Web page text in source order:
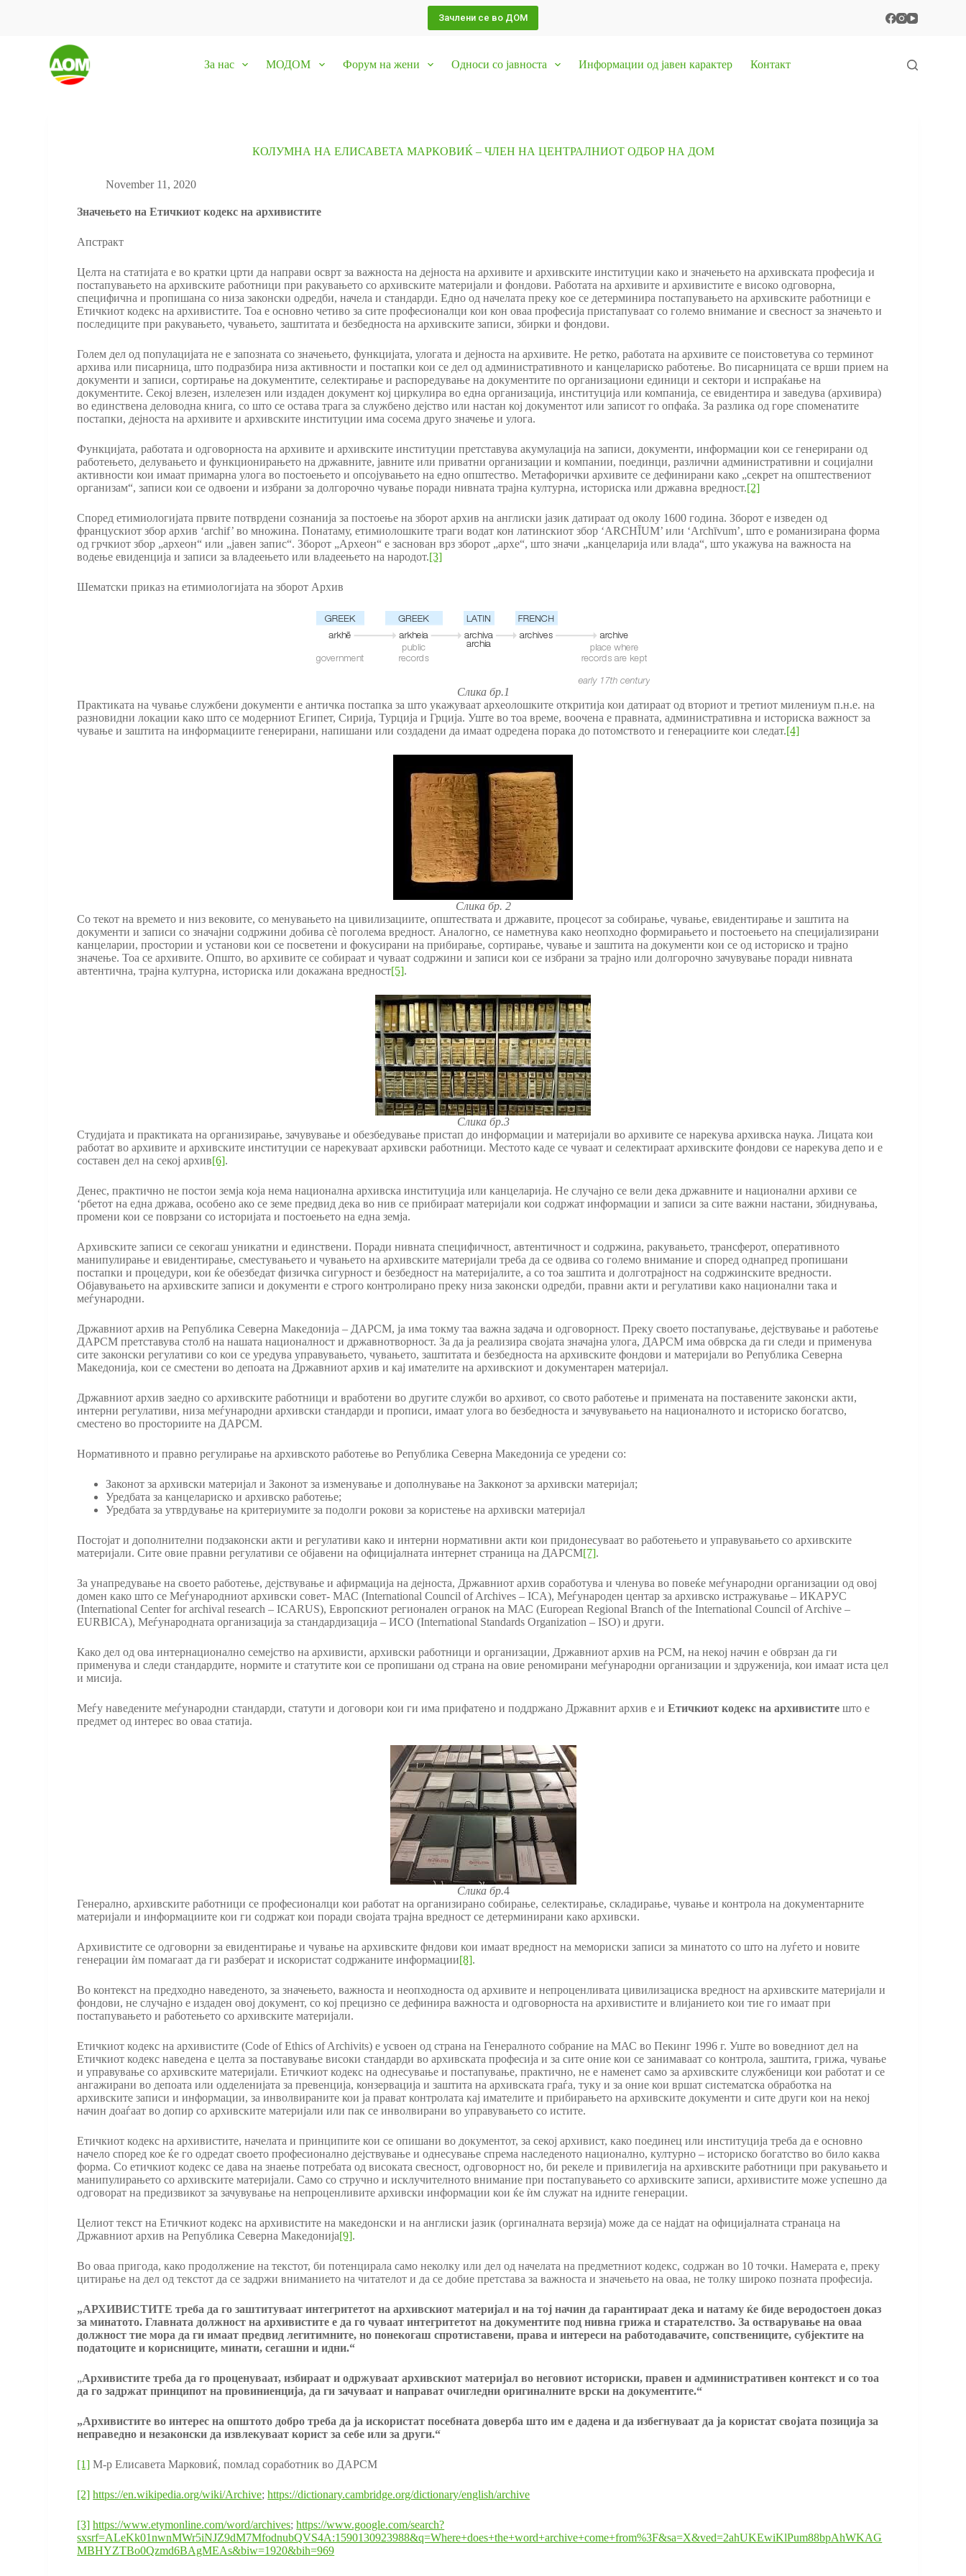
Зачлени се во ДОМ
За нас МОДОМ Форум на жени Односи со јавноста Информации од јавен карактер Контакт
КОЛУМНА НА ЕЛИСАВЕТА МАРКОВИЌ – ЧЛЕН НА ЦЕНТРАЛНИОТ ОДБОР НА ДОМ
November 11, 2020
Значењето на Етичкиот кодекс на архивистите
Апстракт
Целта на статијата е во кратки црти да направи осврт за важноста на дејноста на архивите и архивските институции како и значењето на архивската професија и
постапувањето на архивските работници при ракувањето со архивските материјали и фондови. Работата на архивите и архивистите е високо одговорна,
специфична и пропишана со низа законски одредби, начела и стандарди. Едно од начелата преку кое се детерминира постапувањето на архивските работници е
Етичкиот кодекс на архивистите. Тоа е основно четиво за сите професионалци кои кон оваа професија пристапуваат со големо внимание и свесност за значењто и
последиците при ракувањето, чувањето, заштитата и безбедноста на архивските записи, збирки и фондови.
Голем дел од популацијата не е запозната со значењето, функцијата, улогата и дејноста на архивите. Не ретко, работата на архивите се поистоветува со терминот
архива или писарница, што подразбира низа активности и постапки кои се дел од административното и канцелариско работење. Во писарницата се врши прием на
документи и записи, сортирање на документите, селектирање и распоредување на документите по организациони единици и сектори и испраќање на
документите. Секој влезен, излелезен или издаден документ кој циркулира во една организација, институција или компанија, се евидентира и заведува (архивира)
во единствена деловодна книга, со што се остава трага за службено дејство или настан кој документот или записот го опфаќа. За разлика од горе споменатите
постапки, дејноста на архивите и архивските институции има сосема друго значење и улога.
Функцијата, работата и одговорноста на архивите и архивските институции претставува акумулација на записи, документи, информации кои се генерирани од
работењето, делувањето и функционирањето на државните, јавните или приватни организации и компании, поединци, различни административни и социјални
активности кои имаат примарна улога во постоењето и опсојувањето на едно општество. Метафорички архивите се дефинирани како „секрет на општествениот
организам“, записи кои се одвоени и избрани за долгорочно чување поради нивната трајна културна, историска или државна вредност.[2]
Според етимиологијата првите потврдени сознанија за постоење на зборот архив на англиски јазик датираат од околу 1600 година. Зборот е изведен од
францускиот збор архив ‘archif’ во множина. Понатаму, етимиолошките траги водат кон латинскиот збор ‘ARCHĪUM’ или ‘Archīvum’, што е романизирана форма
од грчкиот збор „археон“ или „јавен запис“. Зборот „Археон“ е заснован врз зборот „архе“, што значи „канцеларија или влада“, што укажува на важноста на
водење евиденција и записи за владеењето или владеењето на народот.[3]
Шематски приказ на етимиологијата на зборот Архив
Слика бр.1
Практиката на чување службени документи е античка постапка за што укажуваат археолошките откритија кои датираат од вториот и третиот милениум п.н.е. на
разновидни локации како што се модерниот Египет, Сирија, Турција и Грција. Уште во тоа време, воочена е правната, административна и историска важност за
чување и заштита на информациите генерирани, напишани или создадени да имаат одредена порака до потомството и генерациите кои следат.[4]
Слика бр. 2
Со текот на времето и низ вековите, со менувањето на цивилизациите, општествата и државите, процесот за собирање, чување, евидентирање и заштита на
документи и записи со значајни содржини добива сè поголема вредност. Аналогно, се наметнува како неопходно формирањето и постоењето на специјализирани
канцеларии, простории и установи кои се посветени и фокусирани на прибирање, сортирање, чување и заштита на документи кои се од историско и трајно
значење. Тоа се архивите. Општо, во архивите се собираат и чуваат содржини и записи кои се избрани за трајно или долгорочно зачувување поради нивната
автентична, трајна културна, историска или докажана вредност[5].
Слика бр.3
Студијата и практиката на организирање, зачувување и обезбедување пристап до информации и материјали во архивите се нарекува архивска наука. Лицата кои
работат во архивите и архивските институции се нарекуваат архивски работници. Местото каде се чуваат и селектираат архивските фондови се нарекува депо и е
составен дел на секој архив[6].
Денес, практично не постои земја која нема национална архивска институција или канцеларија. Не случајно се вели дека државните и национални архиви се
‘рбетот на една држава, особено ако се земе предвид дека во нив се прибираат материјали кои содржат информации и записи за сите важни настани, збиднувања,
промени кои се поврзани со историјата и постоењето на една земја.
Архивските записи се секогаш уникатни и единствени. Поради нивната специфичност, автентичност и содржина, ракувањето, трансферот, оперативното
манипулирање и евидентирање, сместувањето и чувањето на архивските материјали треба да се одвива со големо внимание и според однапред пропишани
постапки и процедури, кои ќе обезбедат физичка сигурност и безбедност на материјалите, а со тоа заштита и долготрајност на содржинските вредности.
Објавувањето на архивските записи и документи е строго контролирано преку низа законски одредби, правни акти и регулативи како национални така и
меѓународни.
Државниот архив на Република Северна Македонија – ДАРСМ, ја има токму таа важна задача и одговорност. Преку своето постапување, дејствување и работење
ДАРСМ претставува столб на нашата националност и државнотворност. За да ја реализира својата значајна улога, ДАРСМ има обврска да ги следи и применува
сите законски регулативи со кои се уредува управувањето, чувањето, заштитата и безбедноста на архивските фондови и материјали во Република Северна
Македонија, кои се сместени во депоата на Државниот архив и кај имателите на архивскиот и документарен материјал.
Државниот архив заедно со архивските работници и вработени во другите служби во архивот, со свото работење и примената на поставените законски акти,
интерни регулативи, низа меѓународни архивски стандарди и прописи, имаат улога во безбедноста и зачувувањето на националното и историско богатсво,
сместено во просториите на ДАРСМ.
Нормативното и правно регулирање на архивското работење во Република Северна Македонија се уредени со:
Законот за архивски материјал и Законот за изменување и дополнување на Закконот за архивски материјал;
Уредбата за канцелариско и архивско работење;
Уредбата за утврдување на критериумите за подолги рокови за користење на архивски материјал
Постојат и дополнителни подзаконски акти и регулативи како и интерни нормативни акти кои придонесуваат во работењето и управувањето со архивските
материјали. Сите овие правни регулативи се објавени на официјалната интернет страница на ДАРСМ[7].
За унапредување на своето работење, дејствување и афирмација на дејноста, Државниот архив соработува и членува во повеќе меѓународни организации од овој
домен како што се Меѓународниот архивски совет- МАС (International Council of Archives – ICA), Меѓународен центар за архивско истражување – ИКАРУС
(International Center for archival research – ICARUS), Европскиот регионален огранок на МАС (European Regional Branch of the International Council of Archive –
EURBICA), Меѓународната организација за стандардизација – ИСО (International Standards Organization – ISO) и други.
Како дел од ова интернационално семејство на архивисти, архивски работници и организации, Државниот архив на РСМ, на некој начин е обврзан да ги
применува и следи стандардите, нормите и статутите кои се пропишани од страна на овие реномирани меѓународни организации и здруженија, кои имаат иста цел
и мисија.
Меѓу наведените меѓународни стандарди, статути и договори кои ги има прифатено и поддржано Државнит архив е иЕтичкиот кодекс на архивистите што е
предмет од интерес во оваа статија.
Слика бр.4
Генерално, архивските работници се професионалци кои работат на организирано собирање, селектирање, складирање, чување и контрола на документарните
материјали и информациите кои ги содржат кои поради својата трајна вредност се детерминирани како архивски.
Архивистите се одговорни за евидентирање и чување на архивските фндови кои имаат вредност на мемориски записи за минатото со што на луѓето и новите
генерации ѝм помагаат да ги разберат и искористат содржаните информации[8].
Во контекст на предходно наведеното, за значењето, важноста и неопходноста од архивите и непроценливата цивилизациска вредност на архивските материјали и
фондови, не случајно е издаден овој документ, со кој прецизно се дефинира важноста и одговорноста на архивистите и влијанието кои тие го имаат при
постапувањето и работењето со архивските материјали.
Етичкиот кодекс на архивистите (Code of Ethics of Archivits) е усвоен од страна на Генералното собрание на МАС во Пекинг 1996 г. Уште во воведниот дел на
Етичкиот кодекс наведена е целта за поставување високи стандарди во архивската професија и за сите оние кои се занимаваат со контрола, заштита, грижа, чување
и управување со архивските материјали. Етичкиот кодекс на однесување и постапување, практично, не е наменет само за архивските службеници кои работат и се
ангажирани во депоата или одделенијата за превенција, конзервација и заштита на архивската граѓа, туку и за оние кои вршат систематска обработка на
архивските записи и информации, за инволвираните кои ја прават контролата кај имателите и прибирањето на архивските документи и сите други кои на некој
начин доаѓаат во допир со архивските материјали или пак се инволвирани во управувањето со истите.
Етичкиот кодекс на архивистите, начелата и принципите кои се опишани во документот, за секој архивист, како поединец или институција треба да е основно
начело според кое ќе го одредат своето професионално дејствување и однесување спрема наследеното национално, културно – историско богатство во било каква
форма. Со етичкиот кодекс се дава на знаење потребата од високата свесност, одговорност но, би рекеле и привилегија на архивските работници при ракувањето и
манипулирањето со архивските материјали. Само со стручно и исклучителното внимание при постапувањето со архивските записи, архивистите може успешно да
одговорат на предизвикот за зачувување на непроценливите архивски информации кои ќе ѝм служат на идните генерации.
Целиот текст на Етичкиот кодекс на архивистите на македонски и на англиски јазик (оргиналната верзија) може да се најдат на официјалната странаца на
Државниот архив на Република Северна Македонија[9].
Во оваа пригода, како продолжение на текстот, би потенцирала само неколку или дел од начелата на предметниот кодекс, содржан во 10 точки. Намерата е, преку
цитирање на дел од текстот да се задржи вниманието на читателот и да се добие претстава за важноста и значењето на оваа, не толку широко позната професија.
„АРХИВИСТИТЕ треба да го заштитуваат интегритетот на архивскиот материјал и на тој начин да гарантираат дека и натаму ќе биде веродостоен доказ
за минатото. Главната должност на архивистите е да го чуваат интегритетот на документите под нивна грижа и старателство. За остварување на оваа
должност тие мора да ги имаат предвид легитимните, но понекогаш спротиставени, права и интереси на работодавачите, сопствениците, субјектите на
податоците и корисниците, минати, сегашни и идни.“
„Архивистите треба да го проценуваат, избираат и одржуваат архивскиот материјал во неговиот историски, правен и административен контекст и со тоа
да го задржат принципот на провиниенција, да ги зачуваат и направат очигледни оригиналните врски на документите.“
„Архивистите во интерес на општото добро треба да ја искористат посебната доверба што им е дадена и да избегнуваат да ја користат својата позиција за
неправедно и незаконски да извлекуваат корист за себе или за други.“
[1] М-р Елисавета Марковиќ, помлад соработник во ДАРСМ
[2] https://en.wikipedia.org/wiki/Archive;https://dictionary.cambridge.org/dictionary/english/archive
[3] https://www.etymonline.com/word/archives;https://www.google.com/search?
sxsrf=ALeKk01nwnMWr5iNJZ9dM7MfodnubQVS4A:1590130923988&q=Where+does+the+word+archive+come+from%3F&sa=X&ved=2ahUKEwiKlPum88bpAhWKAG
MBHYZTBo0Qzmd6BAgMEAs&biw=1920&bih=969